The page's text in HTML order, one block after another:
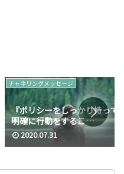
チャネリングメッセージ
『ポリシーをしっかり持って
明確に行動をするこ
と』/2020年08月の高次から
のメッセージ
2020.07.31